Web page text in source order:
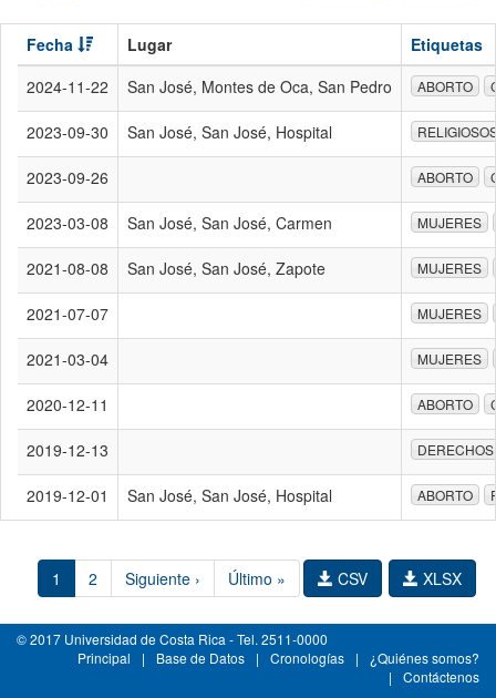
Fecha Lugar
Etiquetas
2024-11-22
San José, Montes de Oca, San Pedro ABORTO
2023-09-30 San José, San José, Hospital
2023-09-26 ABORTO
2023-03-08 San José, San José, Carmen MUJERES
2021-08-08 San José, San José, Zapote MUJERES
2021-07-07 MUJERES
2021-03-04 MUJERES
2020-12-11 ABORTO
2019-12-13
2019-12-01 San José, San José, Hospital ABORTO
1 2 Siguiente › Último » XLSX
CSV
© 2017 Universidad de Costa Rica - Tel. 2511-0000
Principal
| Base de Datos | Cronologías |
¿Quiénes somos?
|
Contáctenos